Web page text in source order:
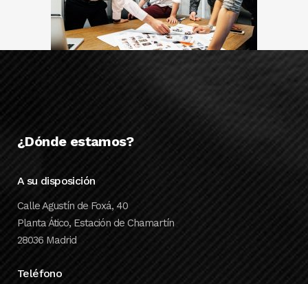
¿Dónde estamos?
A su disposición
Calle Agustín de Foxá, 40
Planta Ático, Estación de Chamartín
28036 Madrid
Teléfono